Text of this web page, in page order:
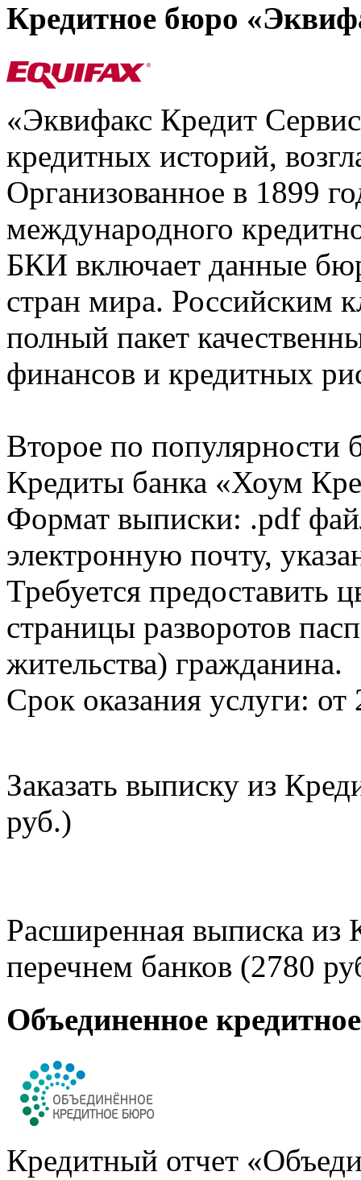
Кредитное бюро
«Эквифакс Кредит
кредитных историй,
Организованное в 1899
международного
БКИ включает данные
стран мира. Российским
полный пакет
финансов и кредитных
Второе по популярности
Кредиты банка «Хоум
Формат выписки: .pdf
электронную почту,
Требуется предоставить
страницы разворотов
жительства) гражданина.
Срок оказания услуги: от
Заказать выписку из
руб.)
Расширенная выписка из
перечнем банков (2780
Объединенное
Кредитный отчет